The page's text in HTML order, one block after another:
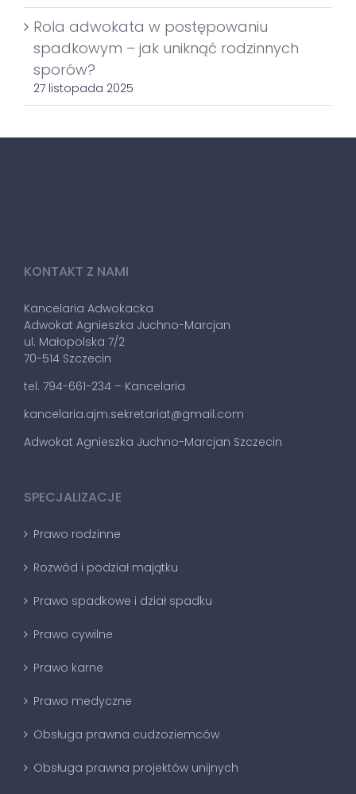
Rola adwokata w postępowaniu
spadkowym – jak uniknąć rodzinnych
sporów?
27 listopada 2025
KONTAKT Z NAMI
Kancelaria Adwokacka
Adwokat Agnieszka Juchno-Marcjan
ul. Małopolska 7/2
70-514 Szczecin
tel. 794-661-234 – Kancelaria
kancelaria.ajm.sekretariat@gmail.com
Adwokat Agnieszka Juchno-Marcjan Szczecin
SPECJALIZACJE
Prawo rodzinne
Rozwód i podział majątku
Prawo spadkowe i dział spadku
Prawo cywilne
Prawo karne
Prawo medyczne
Obsługa prawna cudzoziemców
Obsługa prawna projektów unijnych